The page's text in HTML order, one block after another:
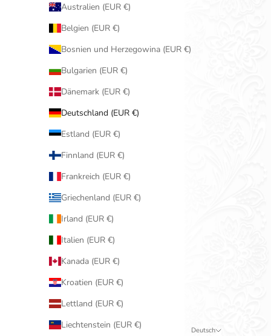
Australien (EUR €)
Belgien (EUR €)
Bosnien und Herzegowina (EUR €)
Bulgarien (EUR €)
Dänemark (EUR €)
Deutschland (EUR €)
Estland (EUR €)
Finnland (EUR €)
Frankreich (EUR €)
Griechenland (EUR €)
Irland (EUR €)
Italien (EUR €)
Kanada (EUR €)
Kroatien (EUR €)
Lettland (EUR €)
Liechtenstein (EUR €)
Deutsch